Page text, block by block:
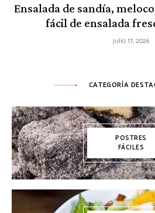
Ensalada de sandía,
fácil de ensalada
julio 17, 2026
CATEGORÍA
POSTRES
FÁCILES